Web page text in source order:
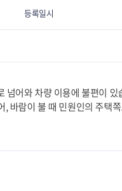
등록일시
넘어와 차량 이용에 불편이 있
바람이 불 때 민원인의 주택